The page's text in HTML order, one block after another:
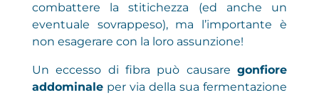
combattere la stitichezza (ed anche un
eventuale sovrappeso), ma l’importante è
non esagerare con la loro assunzione!
Un eccesso di fibra può causaregonfiore
addominaleper via della sua fermentazione